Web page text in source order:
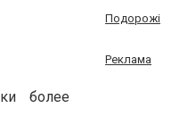
более
Подорожі
Реклама